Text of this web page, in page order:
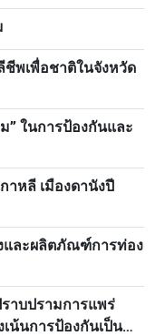
พเพื่อชาติในจังหวัด
” ในการป้องกันและ
าหลี เมืองดานังปี
และผลิตภัณฑ์การท่อง
าบปรามการแพร่
น้นการป้องกันเป็น